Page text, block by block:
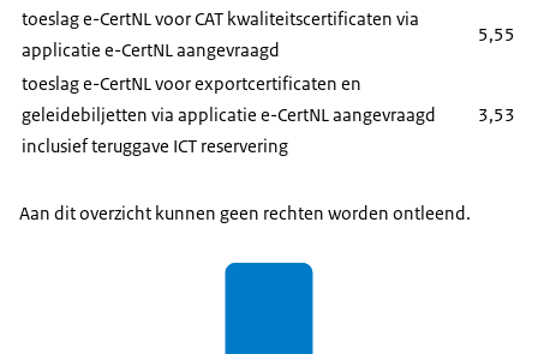
toeslag e-CertNL voor CAT kwaliteitscertificaten via
applicatie e-CertNL aangevraagd
5,55
toeslag e-CertNL voor exportcertificaten en
geleidebiljetten via applicatie e-CertNL aangevraagd
inclusief teruggave ICT reservering
3,53
Aan dit overzicht kunnen geen rechten worden ontleend.